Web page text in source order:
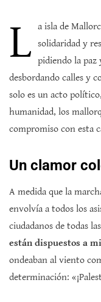
L a isla de
solidaridad y
pidiendo la paz
desbordando calles y
solo es un acto
humanidad, los
compromiso con esta
Un clamor
A medida que la
envolvía a todos los
ciudadanos de todas
están dispuestos a
ondeaban al viento
determinación: